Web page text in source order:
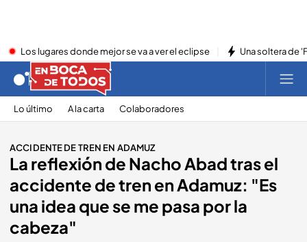
Los lugares donde mejor se va a ver el eclipse Una soltera de
Lo último A la carta Colaboradores
ACCIDENTE DE TREN EN ADAMUZ
La reflexión de Nacho Abad tras el
accidente de tren en Adamuz: "Es
una idea que se me pasa por la
cabeza"